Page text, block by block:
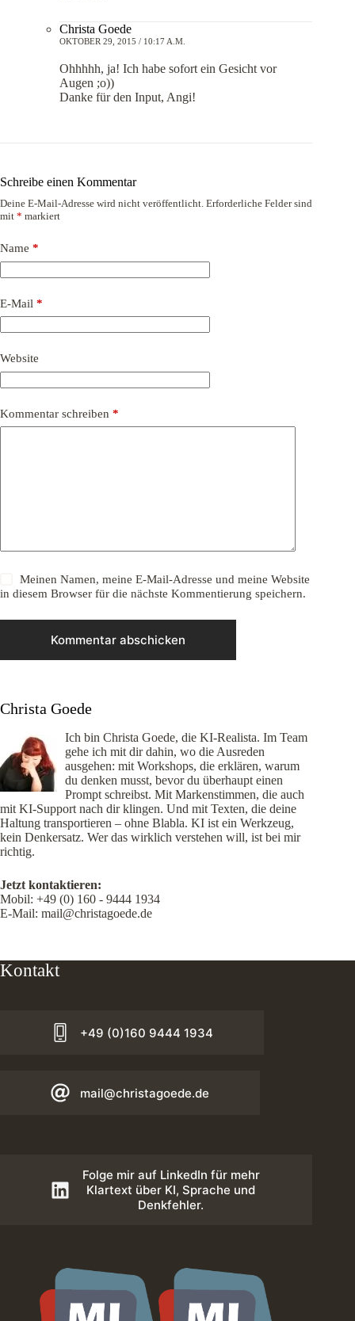
Christa Goede
OKTOBER 29, 2015 / 10:17 A.M.
Ohhhhh, ja! Ich habe sofort ein Gesicht vor
Augen ;o))
Danke für den Input, Angi!
Schreibe einen Kommentar
Deine E-Mail-Adresse wird nicht veröffentlicht. Erforderliche Felder sind
mit * markiert
Name *
E-Mail *
Website
Kommentar schreiben *
Meinen Namen, meine E-Mail-Adresse und meine Website
in diesem Browser für die nächste Kommentierung speichern.
Kommentar abschicken
Christa Goede
Ich bin Christa Goede, die KI-Realista. Im Team
gehe ich mit dir dahin, wo die Ausreden
ausgehen: mit Workshops, die erklären, warum
du denken musst, bevor du überhaupt einen
Prompt schreibst. Mit Markenstimmen, die auch
mit KI-Support nach dir klingen. Und mit Texten, die deine
Haltung transportieren – ohne Blabla. KI ist ein Werkzeug,
kein Denkersatz. Wer das wirklich verstehen will, ist bei mir
richtig.
Jetzt kontaktieren:
Mobil: +49 (0) 160 - 9444 1934
E-Mail: mail@christagoede.de
Kontakt
+49 (0)160 9444 1934
mail@christagoede.de
Folge mir auf LinkedIn für mehr
Klartext über KI, Sprache und
Denkfehler.